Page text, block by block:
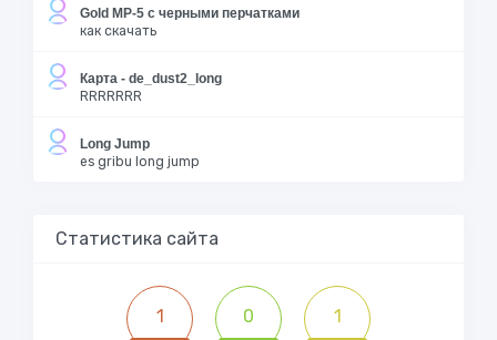
Gold MP-5 с черными перчатками
как скачать
Карта - de_dust2_long
RRRRRRR
Long Jump
es gribu long jump
Статистика сайта
1 0 1